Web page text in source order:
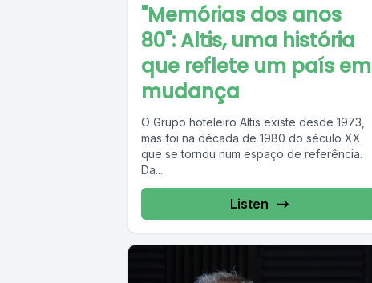
"Memórias dos anos
80": Altis, uma história
que reflete um país em
mudança
O Grupo hoteleiro Altis existe desde 1973,
mas foi na década de 1980 do século XX
que se tornou num espaço de referência.
Da...
Listen